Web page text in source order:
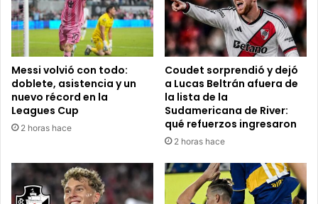
Messi volvió con todo:
doblete, asistencia y un
nuevo récord en la
Leagues Cup
2 horas hace
Coudet sorprendió y dejó
a Lucas Beltrán afuera de
la lista de la
Sudamericana de River:
qué refuerzos ingresaron
2 horas hace